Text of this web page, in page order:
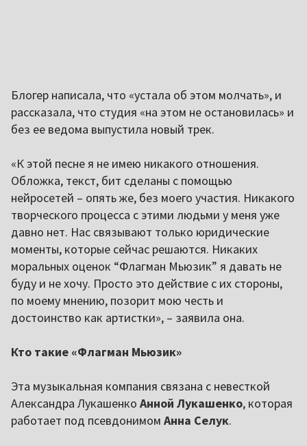
Блогер написала, что «устала об этом молчать», и
рассказала, что студия «на этом не остановилась» и
без ее ведома выпустила новый трек.
«К этой песне я не имею никакого отношения.
Обложка, текст, бит сделаны с помощью
нейросетей – опять же, без моего участия. Никакого
творческого процесса с этими людьми у меня уже
давно нет. Нас связывают только юридические
моменты, которые сейчас решаются. Никаких
моральных оценок “Флагман Мьюзик” я давать не
буду и не хочу. Просто это действие с их стороны,
по моему мнению, позорит мою честь и
достоинство как артистки», – заявила она.
Кто такие «Флагман Мьюзик»
Эта музыкальная компания связана с невесткой
Александра Лукашенко Анной Лукашенко, которая
работает под псевдонимом Анна Селук.